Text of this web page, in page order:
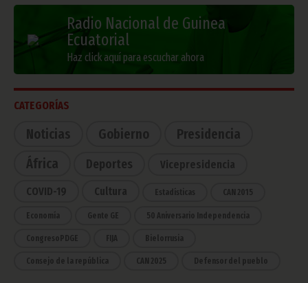
Radio Nacional de Guinea
Ecuatorial
Haz click aquí para escuchar ahora
CATEGORÍAS
Noticias Gobierno
Presidencia
África
Deportes Vicepresidencia
COVID-19 Cultura Estadísticas CAN 2015
Economía Gente GE 50 Aniversario Independencia
CongresoPDGE FIJA Bielorrusia
Consejo de la república CAN 2025 Defensor del pueblo